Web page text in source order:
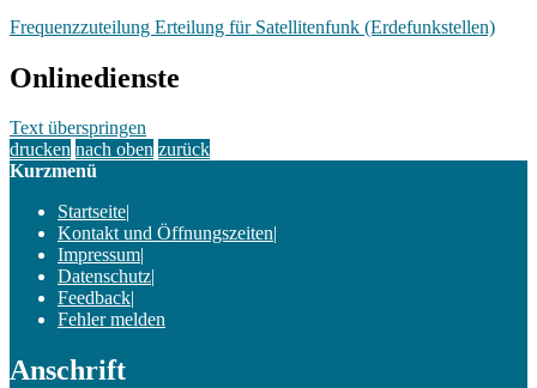
Frequenzzuteilung Erteilung für Satellitenfunk (Erdefunkstellen)
Onlinedienste
Text überspringen
drucken nach oben zurück
Kurzmenü
Startseite|
Kontakt und Öffnungszeiten|
Impressum|
Datenschutz|
Feedback|
Fehler melden
Anschrift